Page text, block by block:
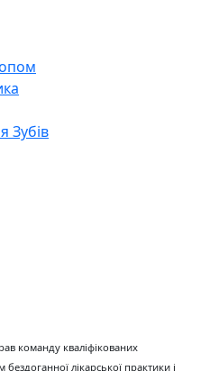
Зубів
команду кваліфікованих
лікарської практики і